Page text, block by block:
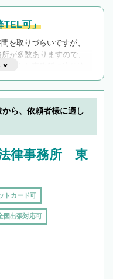
TEL可」
を取りづらいですが、
が多数ありますので、
ような事務所に絞り込
条件
索
から、依頼者様に適し
律事務所 東
トカード可
国出張対応可